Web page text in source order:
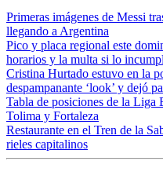
Primeras imágenes de Messi
llegando a Argentina
Pico y placa regional este
horarios y la multa si lo
Cristina Hurtado estuvo en la
despampanante ‘look’ y dejó
Tabla de posiciones de la Liga
Tolima y Fortaleza
Restaurante en el Tren de la
rieles capitalinos